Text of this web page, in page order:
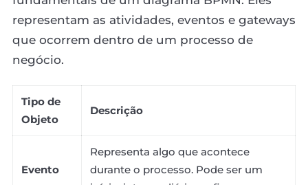
representam as atividades, eventos e gateways
que ocorrem dentro de um processo de
negócio.
Tipo de
Objeto
Descrição
Evento
Representa algo que acontece
durante o processo. Pode ser um